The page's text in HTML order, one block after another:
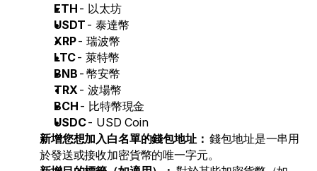
關於我們
隱私權政策
聯絡我們
法律文件
職涯
ETH - 以太坊
USDT - 泰達幣
XRP - 瑞波幣
LTC - 萊特幣
BNB - 幣安幣
TRX - 波場幣
BCH - 比特幣現金
USDC - USD Coin
新增您想加入白名單的錢包地址： 錢包地址是一串用
於發送或接收加密貨幣的唯一字元。